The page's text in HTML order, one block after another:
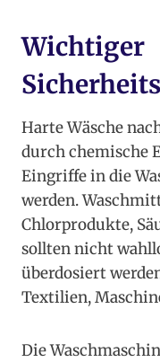
Wichtiger
Harte Wäsche
durch chemische
Eingriffe in die
werden.
Chlorprodukte,
sollten nicht
überdosiert
Textilien,
Die